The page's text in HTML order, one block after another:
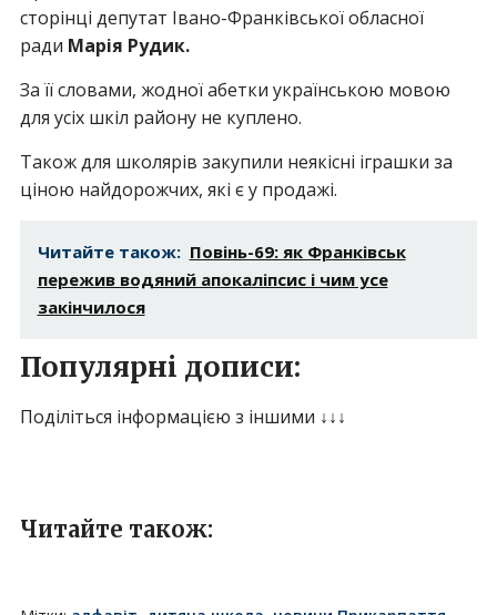
сторінці депутат Івано-Франківської обласної
ради Марія Рудик.
За її словами, жодної абетки українською мовою
для усіх шкіл району не куплено.
Також для школярів закупили неякісні іграшки за
ціною найдорожчих, які є у продажі.
Читайте також: Повінь-69: як Франківськ
пережив водяний апокаліпсис і чим усе
закінчилося
Популярні дописи:
Поділіться інформацією з іншими ↓↓↓
Читайте також: